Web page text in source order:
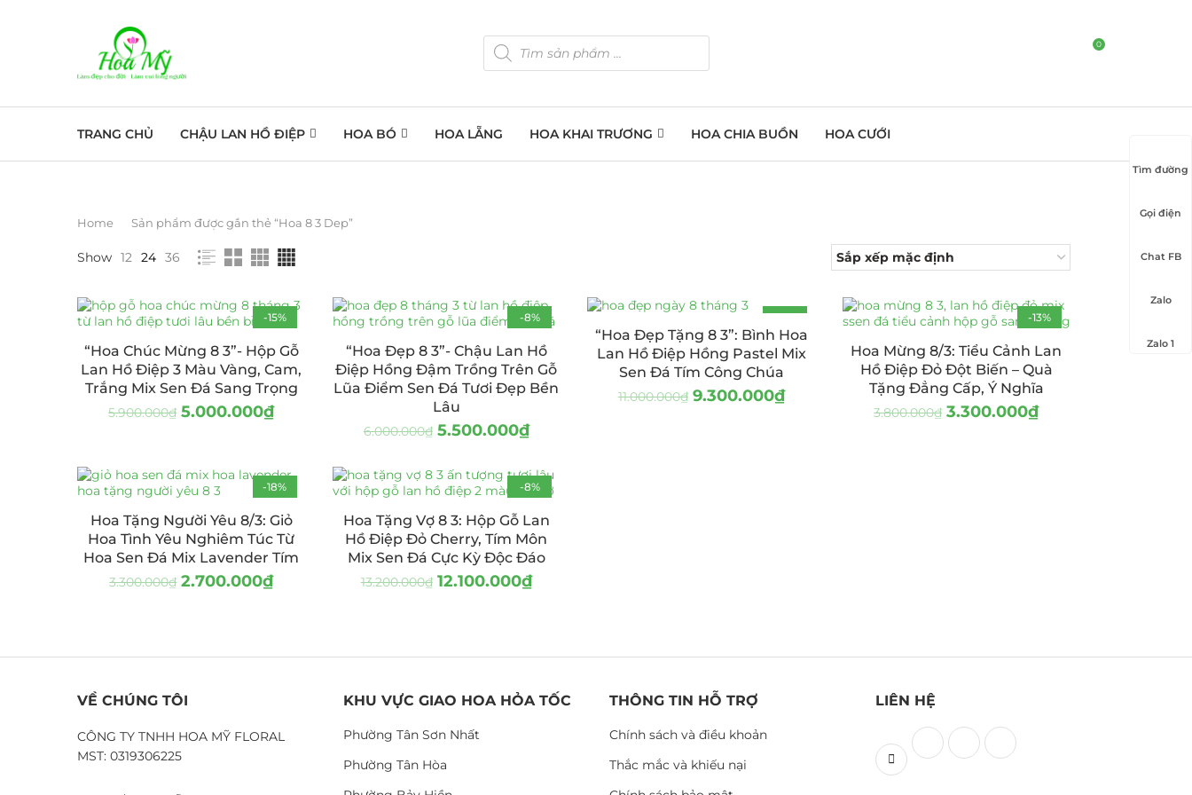
0
TRANG CHỦ CHẬU LAN HỒ ĐIỆP HOA BÓ HOA LẴNG HOA KHAI TRƯƠNG HOA CHIA BUỒN HOA CƯỚI
Home Sản phẩm được gắn thẻ “Hoa 8 3 Dep”
Show 12 24 36
-15%
“Hoa Chúc Mừng 8 3”- Hộp Gỗ
Lan Hồ Điệp 3 Màu Vàng, Cam,
Trắng Mix Sen Đá Sang Trọng
5.900.000₫ 5.000.000₫
-8%
“Hoa Đẹp 8 3”- Chậu Lan Hồ
Điệp Hồng Đậm Trồng Trên Gỗ
Lũa Điểm Sen Đá Tươi Đẹp Bền
Lâu
6.000.000₫ 5.500.000₫
-15%
“Hoa Đẹp Tặng 8 3”: Bình Hoa
Lan Hồ Điệp Hồng Pastel Mix
Sen Đá Tím Công Chúa
11.000.000₫ 9.300.000₫
-13%
Hoa Mừng 8/3: Tiểu Cảnh Lan
Hồ Điệp Đỏ Đột Biến – Quà
Tặng Đẳng Cấp, Ý Nghĩa
3.800.000₫ 3.300.000₫
-18%
Hoa Tặng Người Yêu 8/3: Giỏ
Hoa Tình Yêu Nghiêm Túc Từ
Hoa Sen Đá Mix Lavender Tím
3.300.000₫ 2.700.000₫
-8%
Hoa Tặng Vợ 8 3: Hộp Gỗ Lan
Hồ Điệp Đỏ Cherry, Tím Môn
Mix Sen Đá Cực Kỳ Độc Đáo
13.200.000₫ 12.100.000₫
VỀ CHÚNG TÔI
CÔNG TY TNHH HOA MỸ FLORAL
MST: 0319306225
KHU VỰC GIAO HOA HỎA TỐC
Phường Tân Sơn Nhất
Phường Tân Hòa
THÔNG TIN HỖ TRỢ
Chính sách và điều khoản
Thắc mắc và khiếu nại
LIÊN HỆ
Tìm đường
Gọi điện
Chat FB
Zalo
Zalo 1